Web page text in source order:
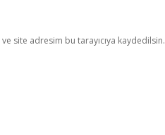
site adresim bu tarayıcıya kaydedilsin.